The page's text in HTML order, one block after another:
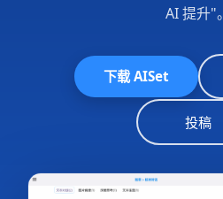
AI 提升"。
下载 AISet
投稿